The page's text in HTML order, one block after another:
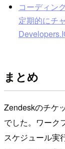
コーディン
定期的にチ
まとめ
Zendeskのチケ
でした。ワーク
スケジュール実